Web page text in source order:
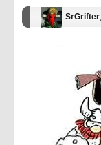
SrGrifter